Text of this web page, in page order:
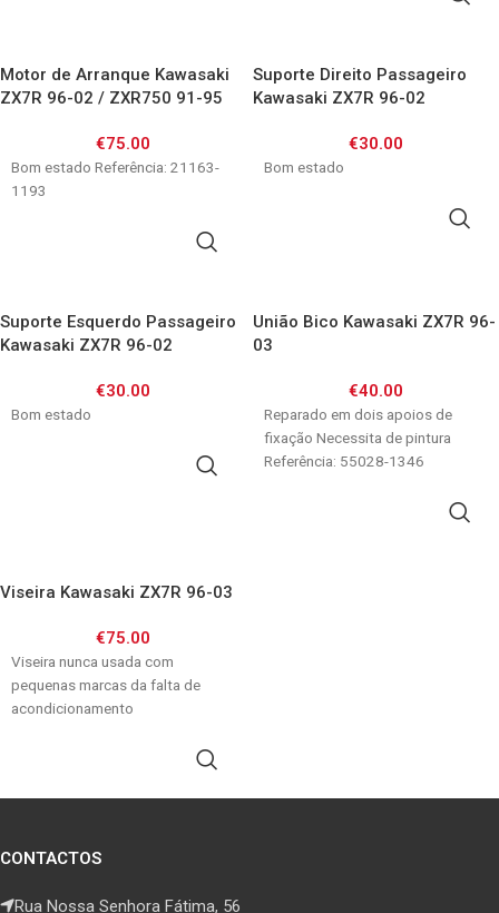
Motor de Arranque Kawasaki
ZX7R 96-02 / ZXR750 91-95
€75.00
Bom estado Referência: 21163-
1193
Suporte Direito Passageiro
Kawasaki ZX7R 96-02
€30.00
Bom estado
Suporte Esquerdo Passageiro
Kawasaki ZX7R 96-02
€30.00
Bom estado
União Bico Kawasaki ZX7R 96-
03
€40.00
Reparado em dois apoios de
fixação Necessita de pintura
Referência: 55028-1346
Viseira Kawasaki ZX7R 96-03
€75.00
Viseira nunca usada com
pequenas marcas da falta de
acondicionamento
CONTACTOS
Rua Nossa Senhora Fátima, 56